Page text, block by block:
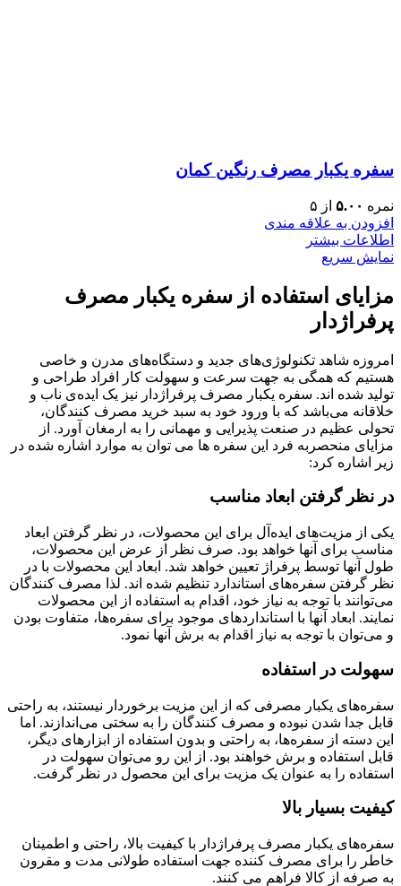
سفره یکبار مصرف رنگین کمان
نمره ۵.۰۰ از ۵
افزودن به علاقه مندی
اطلاعات بیشتر
نمایش سریع
مزایای استفاده از سفره یکبار مصرف
پرفراژدار
امروزه شاهد تکنولوژی‌های جدید و دستگاه‌های مدرن و خاصی
هستیم که همگی به جهت سرعت و سهولت کار افراد طراحی و
تولید شده اند. سفره یکبار مصرف پرفراژدار نیز یک ایده‌ی ناب و
خلاقانه می‌باشد که با ورود خود به سبد خرید مصرف کنندگان،
تحولی عظیم در صنعت پذیرایی و مهمانی را به ارمغان آورد. از
مزایای منحصربه فرد این سفره ها می توان به موارد اشاره شده در
زیر اشاره کرد:
در نظر گرفتن ابعاد مناسب
یکی از مزیت‌های ایده‌آل برای این محصولات، در نظر گرفتن ابعاد
مناسب برای آنها خواهد بود. صرف نظر از عرض این محصولات،
طول آنها توسط پرفراژ تعیین خواهد شد. ابعاد این محصولات با در
نظر گرفتن سفره‌های استاندارد تنظیم شده اند. لذا مصرف کنندگان
می‌توانند با توجه به نیاز خود، اقدام به استفاده از این محصولات
نمایند. ابعاد آنها با استانداردهای موجود برای سفره‌ها، متفاوت بودن
و می‌توان با توجه به نیاز اقدام به برش آنها نمود.
سهولت در استفاده
سفره‌های یکبار مصرفی که از این مزیت برخوردار نیستند، به راحتی
قابل جدا شدن نبوده و مصرف کنندگان را به سختی می‌اندازند. اما
این دسته از سفره‌ها، به راحتی و بدون استفاده از ابزارهای دیگر،
قابل استفاده و برش خواهند بود. از این رو می‌توان سهولت در
استفاده را به عنوان یک مزیت برای این محصول در نظر گرفت.
کیفیت بسیار بالا
سفره‌های یکبار مصرف پرفراژدار با کیفیت بالا، راحتی و اطمینان
خاطر را برای مصرف کننده جهت استفاده طولانی مدت و مقرون
به صرفه از کالا فراهم می کنند.